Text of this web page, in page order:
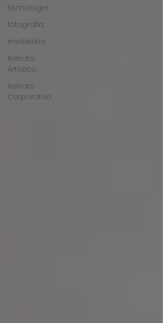
tecnologia
fotografia
imobiliária
Retrato
Artístico
Retrato
Corporativo